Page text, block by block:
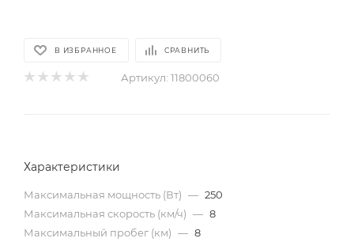
В ИЗБРАННОЕ СРАВНИТЬ
Артикул: 11800060
Характеристики
Максимальная мощность (Вт) — 250
Максимальная скорость (км/ч) — 8
Максимальный пробег (км) — 8